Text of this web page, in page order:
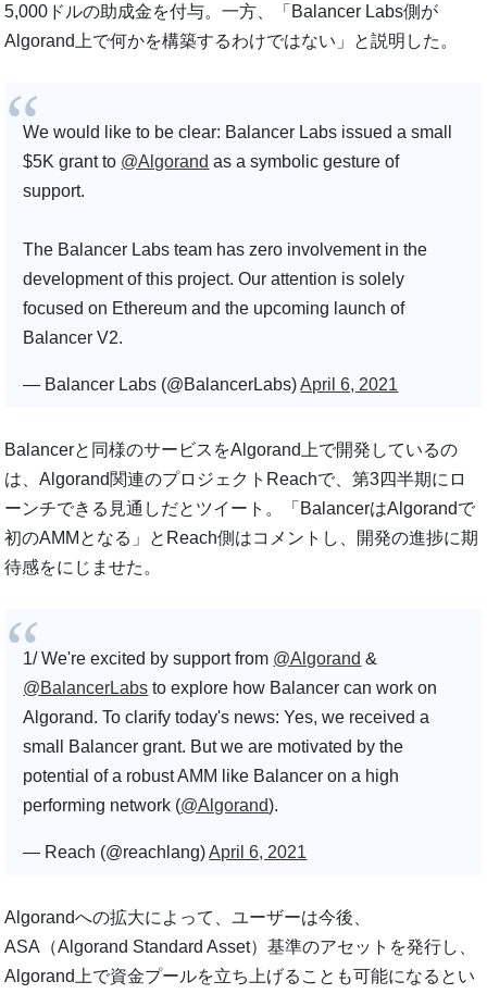
5,000ドルの助成金を付与。一方、「Balancer Labs側が
Algorand上で何かを構築するわけではない」と説明した。
We would like to be clear: Balancer Labs issued a small
$5K grant to @Algorand as a symbolic gesture of
support.
The Balancer Labs team has zero involvement in the
development of this project. Our attention is solely
focused on Ethereum and the upcoming launch of
Balancer V2.
— Balancer Labs (@BalancerLabs)April 6, 2021
Balancerと同様のサービスをAlgorand上で開発しているの
は、Algorand関連のプロジェクトReachで、第3四半期にロ
ーンチできる見通しだとツイート。「BalancerはAlgorandで
初のAMMとなる」とReach側はコメントし、開発の進捗に期
待感をにじませた。
1/ We're excited by support from @Algorand &
@BalancerLabs to explore how Balancer can work on
Algorand. To clarify today's news: Yes, we received a
small Balancer grant. But we are motivated by the
potential of a robust AMM like Balancer on a high
performing network (@Algorand).
— Reach (@reachlang)April 6, 2021
Algorandへの拡大によって、ユーザーは今後、
ASA（Algorand Standard Asset）基準のアセットを発行し、
Algorand上で資金プールを立ち上げることも可能になるとい